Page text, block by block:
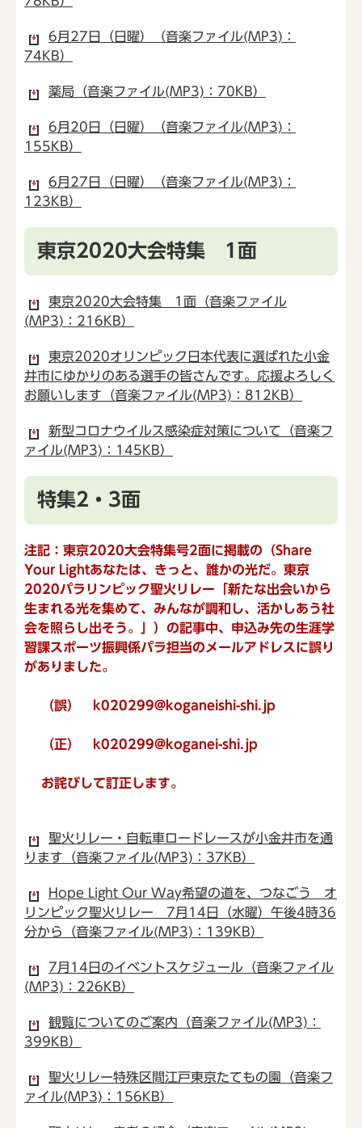
6月27日（日曜）（音楽ファイル(MP3)：
74KB）
薬局（音楽ファイル(MP3)：70KB）
6月20日（日曜）（音楽ファイル(MP3)：
155KB）
6月27日（日曜）（音楽ファイル(MP3)：
123KB）
東京2020大会特集 1面
東京2020大会特集 1面（音楽ファイル
(MP3)：216KB）
東京2020オリンピック日本代表に選ばれた小金
井市にゆかりのある選手の皆さんです。応援よろしく
お願いします（音楽ファイル(MP3)：812KB）
新型コロナウイルス感染症対策について（音楽フ
ァイル(MP3)：145KB）
特集2・3面
注記：東京2020大会特集号2面に掲載の（Share
Your Lightあなたは、きっと、誰かの光だ。東京
2020パラリンピック聖火リレー「新たな出会いから
生まれる光を集めて、みんなが調和し、活かしあう社
会を照らし出そう。」）の記事中、申込み先の生涯学
習課スポーツ振興係パラ担当のメールアドレスに誤り
がありました。
（誤） k020299@koganeishi-shi.jp
（正） k020299@koganei-shi.jp
お詫びして訂正します。
聖火リレー・自転車ロードレースが小金井市を通
ります（音楽ファイル(MP3)：37KB）
Hope Light Our Way希望の道を、つなごう オ
リンピック聖火リレー 7月14日（水曜）午後4時36
分から（音楽ファイル(MP3)：139KB）
7月14日のイベントスケジュール（音楽ファイル
(MP3)：226KB）
観覧についてのご案内（音楽ファイル(MP3)：
399KB）
聖火リレー特殊区間江戸東京たてもの園（音楽フ
ァイル(MP3)：156KB）